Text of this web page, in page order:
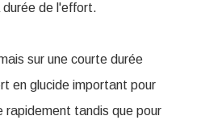
de l'effort.
sur une courte durée
en glucide important pour
rapidement tandis que pour